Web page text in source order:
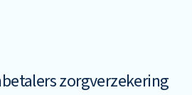
zorgverzekering